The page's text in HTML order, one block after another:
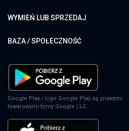
WYMIEŃ LUB SPRZEDAJ
BAZA / SPOŁECZNOŚĆ
Google Play i logo Google Play są znakami
towarowymi firmy Google LLC.